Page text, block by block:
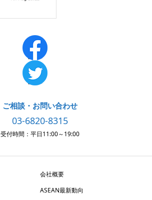
ご相談・お問い合わせ
03-6820-8315
受付時間：平日11:00～19:00
会社概要
ASEAN最新動向